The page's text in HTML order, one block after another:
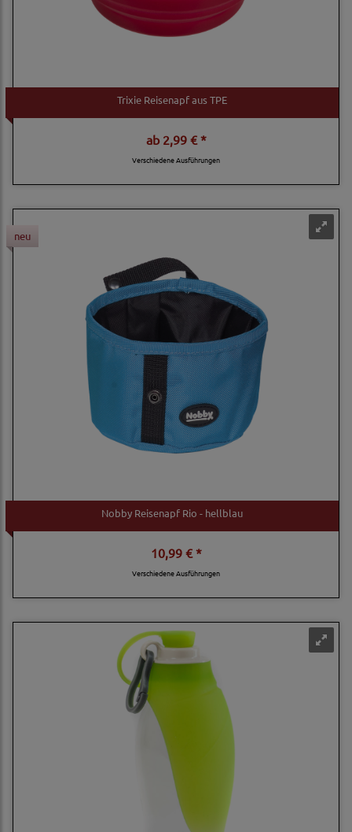
Trixie Reisenapf aus TPE
ab2,99 € *
Verschiedene Ausführungen
neu
Nobby Reisenapf Rio - hellblau
10,99 € *
Verschiedene Ausführungen